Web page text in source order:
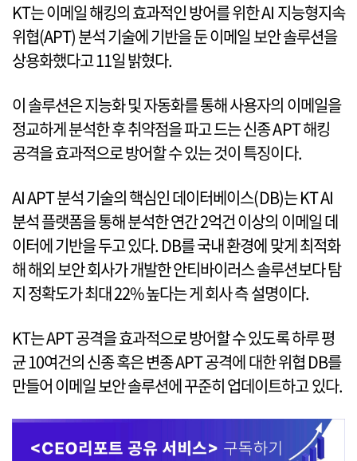
KT는 이메일 해킹의 효과적인 방어를 위한 AI 지능형지속
위협(APT) 분석 기술에 기반을 둔 이메일 보안 솔루션을
상용화했다고 11일 밝혔다.
이 솔루션은 지능화 및 자동화를 통해 사용자의 이메일을
정교하게 분석한 후 취약점을 파고 드는 신종 APT 해킹
공격을 효과적으로 방어할 수 있는 것이 특징이다.
AI APT 분석 기술의 핵심인 데이터베이스(DB)는 KT AI
분석 플랫폼을 통해 분석한 연간 2억건 이상의 이메일 데
이터에 기반을 두고 있다. DB를 국내 환경에 맞게 최적화
해 해외 보안 회사가 개발한 안티바이러스 솔루션보다 탐
지 정확도가 최대 22% 높다는 게 회사 측 설명이다.
KT는 APT 공격을 효과적으로 방어할 수 있도록 하루 평
균 10여건의 신종 혹은 변종 APT 공격에 대한 위협 DB를
만들어 이메일 보안 솔루션에 꾸준히 업데이트하고 있다.